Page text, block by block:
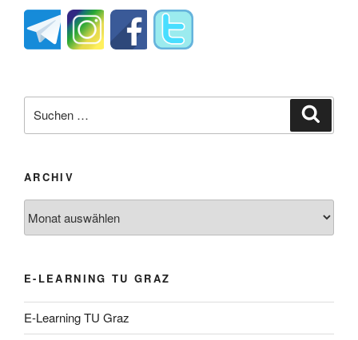
nach:
ARCHIV
E-LEARNING TU GRAZ
E-Learning TU Graz